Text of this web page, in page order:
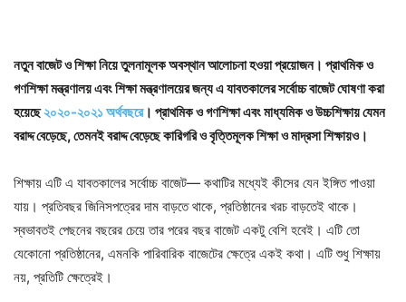
নতুন বাজেট ও শিক্ষা নিয়ে তুলনামূলক অবস্থান আলোচনা হওয়া প্রয়োজন। প্রাথমিক ও
গণশিক্ষা মন্ত্রণালয় এবং শিক্ষা মন্ত্রণালয়ের জন্য এ যাবতকালের সর্বোচ্চ বাজেট ঘোষণা করা
হয়েছে২০২০-২০২১ অর্থবছরে। প্রাথমিক ও গণশিক্ষা এবং মাধ্যমিক ও উচ্চশিক্ষায় যেমন
বরাদ্দ বেড়েছে, তেমনই বরাদ্দ বেড়েছে কারিগরি ও বৃত্তিমূলক শিক্ষা ও মাদ্রসা শিক্ষায়ও।
শিক্ষায় এটি এ যাবতকালের সর্বোচ্চ বাজেট— কথাটির মধ্যেই কীসের যেন ইঙ্গিত পাওয়া
যায়। প্রতিবছর জিনিসপত্রের দাম বাড়তে থাকে, প্রতিষ্ঠানের খরচ বাড়তেই থাকে।
স্বভাবতই পেছনের বছরের চেয়ে তার পরের বছর বাজেট একটু বেশি হবেই। এটি তো
যেকোনো প্রতিষ্ঠানের, এমনকি পারিবারিক বাজেটের ক্ষেত্রে একই কথা। এটি শুধু শিক্ষায়
নয়, প্রতিটি ক্ষেত্রেই।